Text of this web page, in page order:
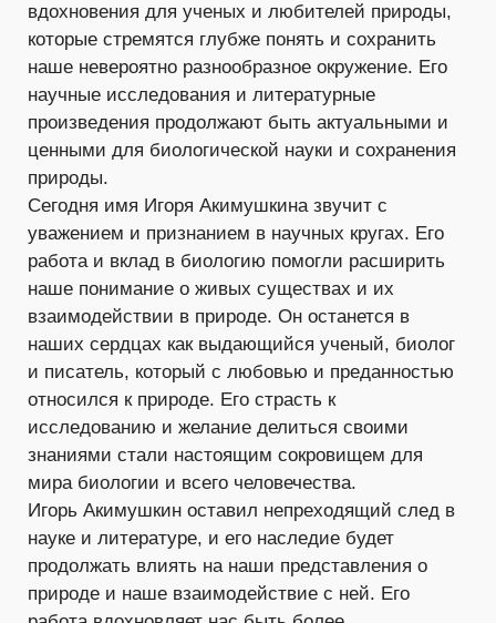
вдохновения для ученых и любителей природы,
которые стремятся глубже понять и сохранить
наше невероятно разнообразное окружение. Его
научные исследования и литературные
произведения продолжают быть актуальными и
ценными для биологической науки и сохранения
природы.
Сегодня имя Игоря Акимушкина звучит с
уважением и признанием в научных кругах. Его
работа и вклад в биологию помогли расширить
наше понимание о живых существах и их
взаимодействии в природе. Он останется в
наших сердцах как выдающийся ученый, биолог
и писатель, который с любовью и преданностью
относился к природе. Его страсть к
исследованию и желание делиться своими
знаниями стали настоящим сокровищем для
мира биологии и всего человечества.
Игорь Акимушкин оставил непреходящий след в
науке и литературе, и его наследие будет
продолжать влиять на наши представления о
природе и наше взаимодействие с ней. Его